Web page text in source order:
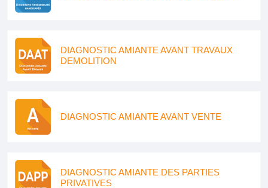
DIAGNOSTIC AMIANTE AVANT TRAVAUX
DEMOLITION
DIAGNOSTIC AMIANTE AVANT VENTE
DIAGNOSTIC AMIANTE DES PARTIES
PRIVATIVES